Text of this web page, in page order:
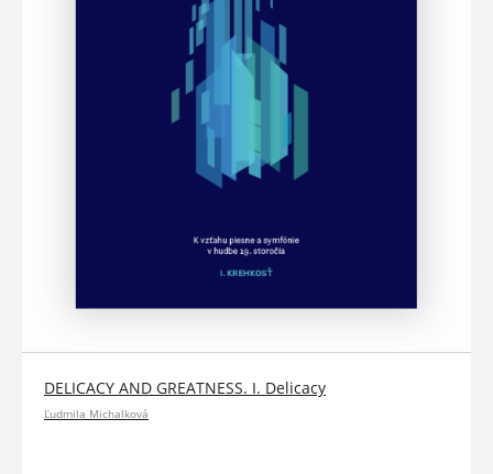
DELICACY AND GREATNESS. I. Delicacy
Ľudmila Michalková